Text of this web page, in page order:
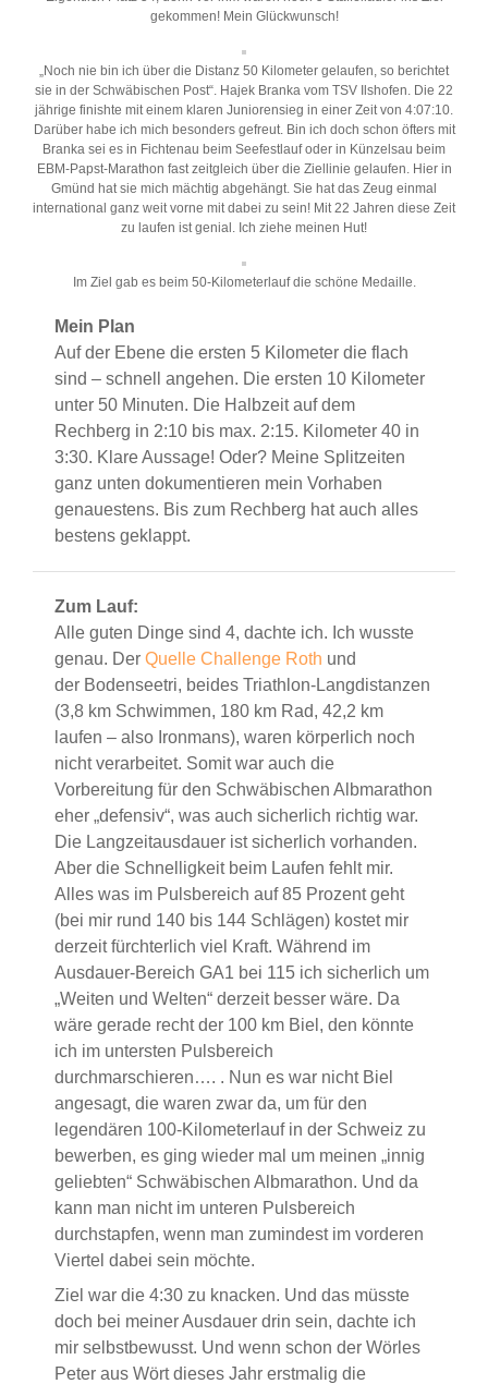
gekommen! Mein Glückwunsch!
„Noch nie bin ich über die Distanz 50 Kilometer gelaufen, so berichtet
sie in der Schwäbischen Post“. Hajek Branka vom TSV Ilshofen. Die 22
jährige finishte mit einem klaren Juniorensieg in einer Zeit von 4:07:10.
Darüber habe ich mich besonders gefreut. Bin ich doch schon öfters mit
Branka sei es in Fichtenau beim Seefestlauf oder in Künzelsau beim
EBM-Papst-Marathon fast zeitgleich über die Ziellinie gelaufen. Hier in
Gmünd hat sie mich mächtig abgehängt. Sie hat das Zeug einmal
international ganz weit vorne mit dabei zu sein! Mit 22 Jahren diese Zeit
zu laufen ist genial. Ich ziehe meinen Hut!
Im Ziel gab es beim 50-Kilometerlauf die schöne Medaille.
Mein Plan
Auf der Ebene die ersten 5 Kilometer die flach
sind – schnell angehen. Die ersten 10 Kilometer
unter 50 Minuten. Die Halbzeit auf dem
Rechberg in 2:10 bis max. 2:15. Kilometer 40 in
3:30. Klare Aussage! Oder? Meine Splitzeiten
ganz unten dokumentieren mein Vorhaben
genauestens. Bis zum Rechberg hat auch alles
bestens geklappt.
Zum Lauf:
Alle guten Dinge sind 4, dachte ich. Ich wusste
genau. Der Quelle Challenge Roth und
der Bodenseetri, beides Triathlon-Langdistanzen
(3,8 km Schwimmen, 180 km Rad, 42,2 km
laufen – also Ironmans), waren körperlich noch
nicht verarbeitet. Somit war auch die
Vorbereitung für den Schwäbischen Albmarathon
eher „defensiv“, was auch sicherlich richtig war.
Die Langzeitausdauer ist sicherlich vorhanden.
Aber die Schnelligkeit beim Laufen fehlt mir.
Alles was im Pulsbereich auf 85 Prozent geht
(bei mir rund 140 bis 144 Schlägen) kostet mir
derzeit fürchterlich viel Kraft. Während im
Ausdauer-Bereich GA1 bei 115 ich sicherlich um
„Weiten und Welten“ derzeit besser wäre. Da
wäre gerade recht der 100 km Biel, den könnte
ich im untersten Pulsbereich
durchmarschieren…. . Nun es war nicht Biel
angesagt, die waren zwar da, um für den
legendären 100-Kilometerlauf in der Schweiz zu
bewerben, es ging wieder mal um meinen „innig
geliebten“ Schwäbischen Albmarathon. Und da
kann man nicht im unteren Pulsbereich
durchstapfen, wenn man zumindest im vorderen
Viertel dabei sein möchte.
Ziel war die 4:30 zu knacken. Und das müsste
doch bei meiner Ausdauer drin sein, dachte ich
mir selbstbewusst. Und wenn schon der Wörles
Peter aus Wört dieses Jahr erstmalig die